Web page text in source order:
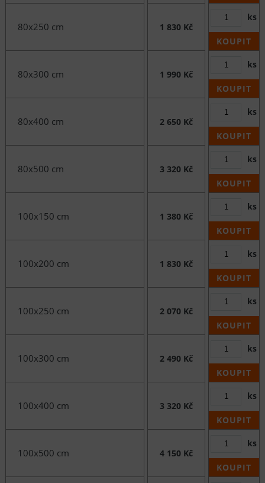
80x250 cm 1 830 Kč
ks
KOUPIT
80x300 cm 1 990 Kč
ks
KOUPIT
80x400 cm 2 650 Kč
ks
KOUPIT
80x500 cm 3 320 Kč
ks
KOUPIT
100x150 cm 1 380 Kč
ks
KOUPIT
100x200 cm 1 830 Kč
ks
KOUPIT
100x250 cm 2 070 Kč
ks
KOUPIT
100x300 cm 2 490 Kč
ks
KOUPIT
100x400 cm 3 320 Kč
ks
KOUPIT
100x500 cm 4 150 Kč
ks
KOUPIT